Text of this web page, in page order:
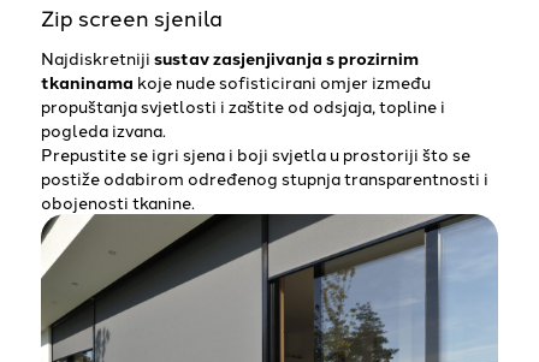
Zip screen sjenila
Najdiskretniji sustav zasjenjivanja s prozirnim
tkaninama koje nude sofisticirani omjer između
propuštanja svjetlosti i zaštite od odsjaja, topline i
pogleda izvana.
Prepustite se igri sjena i boji svjetla u prostoriji što se
postiže odabirom određenog stupnja transparentnosti i
obojenosti tkanine.